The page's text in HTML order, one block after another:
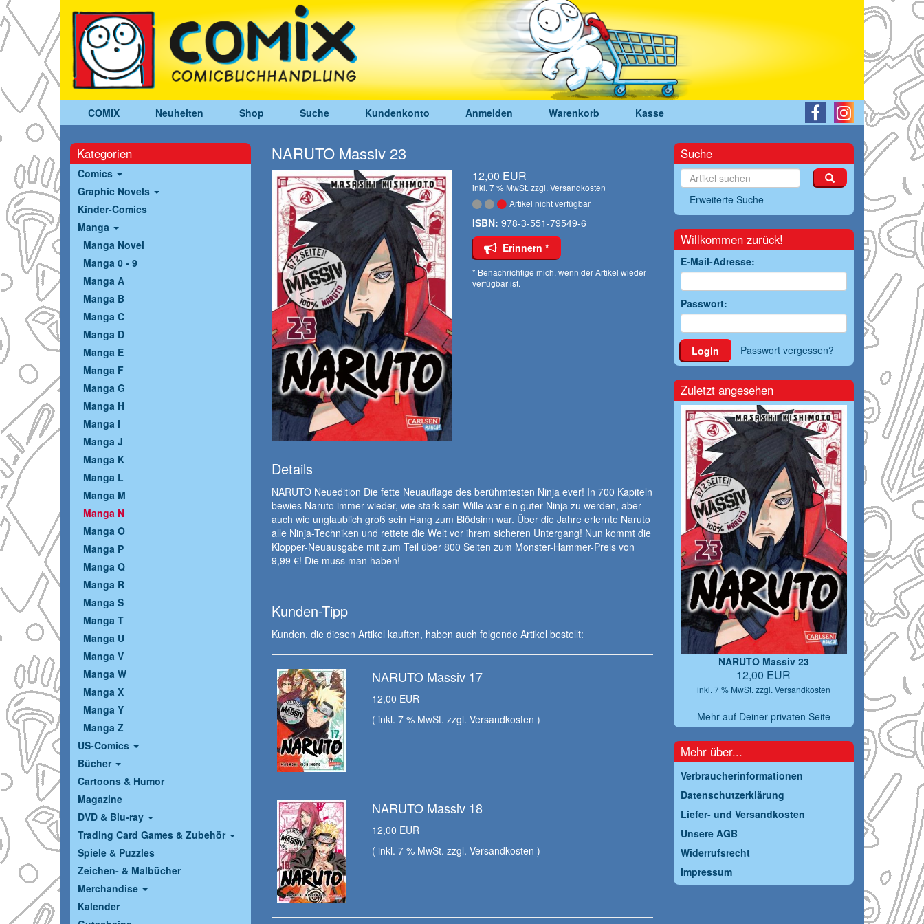
COMIX Neuheiten Shop Suche Kundenkonto Anmelden Warenkorb Kasse
Kategorien
Comics
Graphic Novels
Kinder-Comics
Manga
Manga Novel
Manga 0 - 9
Manga A
Manga B
Manga C
Manga D
Manga E
Manga F
Manga G
Manga H
Manga I
Manga J
Manga K
Manga L
Manga M
Manga N
Manga O
Manga P
Manga Q
Manga R
Manga S
Manga T
Manga U
Manga V
Manga W
Manga X
Manga Y
Manga Z
US-Comics
Bücher
Cartoons & Humor
Magazine
DVD & Blu-ray
Trading Card Games & Zubehör
Spiele & Puzzles
Zeichen- & Malbücher
Merchandise
Kalender
NARUTO Massiv 23
12,00 EUR
inkl. 7 % MwSt. zzgl. Versandkosten
Artikel nicht verfügbar
ISBN: 978-3-551-79549-6
Erinnern *
* Benachrichtige mich, wenn der Artikel wieder
verfügbar ist.
Details
NARUTO Neuedition Die fette Neuauflage des berühmtesten Ninja ever! In 700 Kapiteln
bewies Naruto immer wieder, wie stark sein Wille war ein guter Ninja zu werden, aber
auch wie unglaublich groß sein Hang zum Blödsinn war. Über die Jahre erlernte Naruto
alle Ninja-Techniken und rettete die Welt vor ihrem sicheren Untergang! Nun kommt die
Klopper-Neuausgabe mit zum Teil über 800 Seiten zum Monster-Hammer-Preis von
9,99 €! Die muss man haben!
Kunden-Tipp
Kunden, die diesen Artikel kauften, haben auch folgende Artikel bestellt:
NARUTO Massiv 17
12,00 EUR
( inkl. 7 % MwSt. zzgl. Versandkosten )
NARUTO Massiv 18
12,00 EUR
( inkl. 7 % MwSt. zzgl. Versandkosten )
Suche
Erweiterte Suche
Willkommen zurück!
E-Mail-Adresse:
Passwort:
Login Passwort vergessen?
Zuletzt angesehen
NARUTO Massiv 23
12,00 EUR
inkl. 7 % MwSt. zzgl. Versandkosten
Mehr auf Deiner privaten Seite
Mehr über...
Verbraucherinformationen
Datenschutzerklärung
Liefer- und Versandkosten
Unsere AGB
Widerrufsrecht
Impressum